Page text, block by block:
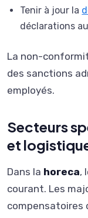
Tenir à jour la
déclarations
La non-
des sanctions
employés.
Secteurs
et
Dans la horeca,
courant. Les
compensatoires